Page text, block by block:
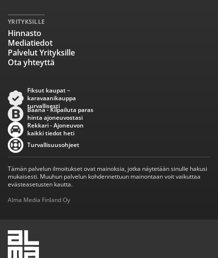
YRITYKSILLE
Hinnasto
Mediatiedot
Palvelut Yrityksille
Ota yhteyttä
Fiksut kaupat –
karavaanikauppa
turvallisesti
Baana - Kilpailuta paras
hinta ajoneuvostasi
Rekkari - Ajoneuvon
kaikki tiedot heti
Turvallisuusohjeet
Tämän palvelun ilmoitukset ovat mainoksia, jotka näytetään sinulle hakusi
mukaisesti. Muuhun palvelun kohdennettuun mainontaan voit vaikuttaa
evästeasetusten kautta.
Alma Media Finland Oy